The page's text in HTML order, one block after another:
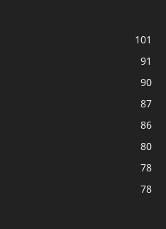
101
91
90
87
86
80
78
78